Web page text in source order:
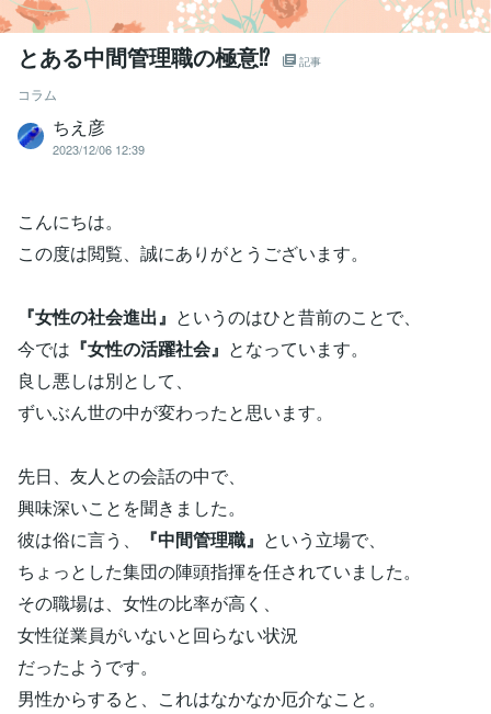
とある中間管理職の極意⁉ 記事
コラム
ちえ彦
2023/12/06 12:39
こんにちは。
この度は閲覧、誠にありがとうございます。
『女性の社会進出』 というのはひと昔前のことで、
今では 『女性の活躍社会』 となっています。
良し悪しは別として、
ずいぶん世の中が変わったと思います。
先日、友人との会話の中で、
興味深いことを聞きました。
彼は俗に言う、
『中間管理職』 という立場で、
ちょっとした集団の陣頭指揮を任されていました。
その職場は、女性の比率が高く、
女性従業員がいないと回らない状況
だったようです。
男性からすると、これはなかなか厄介なこと。